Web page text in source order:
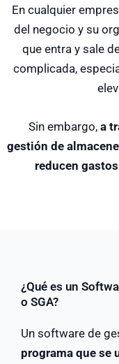
En cualquier
del negocio y su
que entra y sale
complicada,
Sin embargo, a
gestión de
reducen
¿Qué es un
o SGA?
Un software de
programa que se